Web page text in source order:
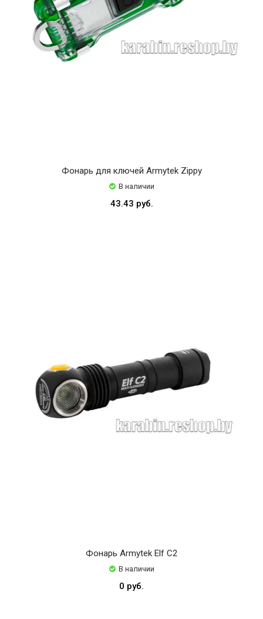
Фонарь для ключей Armytek Zippy
В наличии
43.43 руб.
Фонарь Armytek Elf C2
В наличии
0 руб.